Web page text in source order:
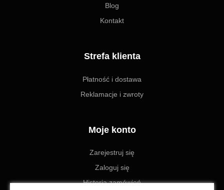
Blog
Kontakt
Strefa klienta
Płatność i dostawa
Reklamacje i zwroty
Moje konto
Zarejestruj się
Zaloguj się
Historia zamówień